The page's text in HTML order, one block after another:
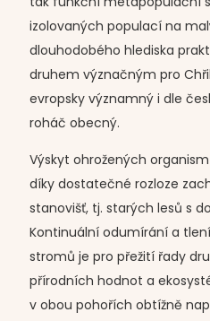
izolovaných populací na
dlouhodobého hlediska
druhem význačným pro
evropsky významný i dle
roháč obecný.
Výskyt ohrožených
díky dostatečné rozloze
stanovišť, tj. starých lesů s
Kontinuální odumírání a
stromů je pro přežití řady
přírodních hodnot a
v obou pohořích obtížně